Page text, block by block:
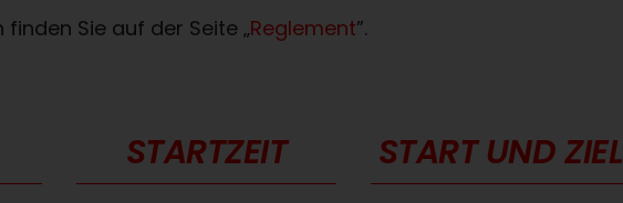
Sie auf der Seite „Reglement”.
STARTZEIT START UND ZIEL